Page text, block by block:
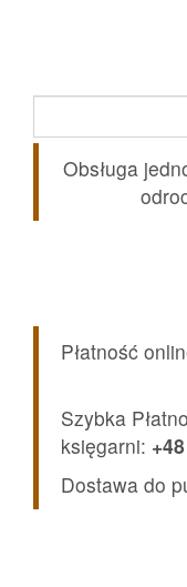
Obsługa
Płatność
Szybka
księgarni:
Dostawa do